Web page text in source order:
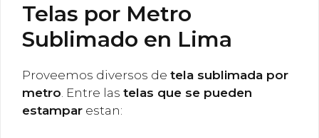
Telas por Metro
Sublimado en Lima
Proveemos diversos de tela sublimada por
metro. Entre las telas que se pueden
estampar estan: